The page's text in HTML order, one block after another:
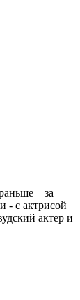
– за
- с актрисой
актер и